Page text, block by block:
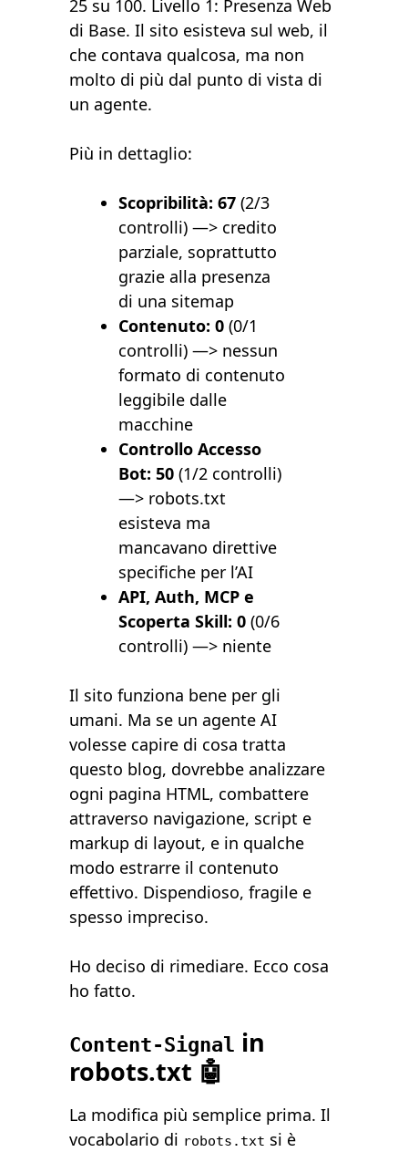
25 su 100. Livello 1: Presenza Web
di Base. Il sito esisteva sul web, il
che contava qualcosa, ma non
molto di più dal punto di vista di
un agente.
Più in dettaglio:
Scopribilità: 67 (2/3
controlli) —> credito
parziale, soprattutto
grazie alla presenza
di una sitemap
Contenuto: 0 (0/1
controlli) —> nessun
formato di contenuto
leggibile dalle
macchine
Controllo Accesso
Bot: 50 (1/2 controlli)
—> robots.txt
esisteva ma
mancavano direttive
specifiche per l’AI
API, Auth, MCP e
Scoperta Skill: 0 (0/6
controlli) —> niente
Il sito funziona bene per gli
umani. Ma se un agente AI
volesse capire di cosa tratta
questo blog, dovrebbe analizzare
ogni pagina HTML, combattere
attraverso navigazione, script e
markup di layout, e in qualche
modo estrarre il contenuto
effettivo. Dispendioso, fragile e
spesso impreciso.
Ho deciso di rimediare. Ecco cosa
ho fatto.
Content-Signal in
robots.txt 🤖
La modifica più semplice prima. Il
vocabolario di robots.txt si è